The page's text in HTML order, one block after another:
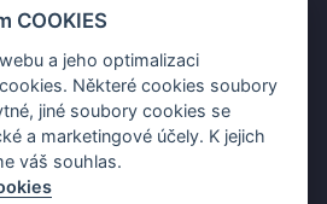
s naCOOPkou sekerku Fiskars
ty nejlepší ceny z letáku!
COOKIES
a jeho optimalizaci
Některé cookies soubory
jiné soubory cookies se
a marketingové účely. K jejich
váš souhlas.